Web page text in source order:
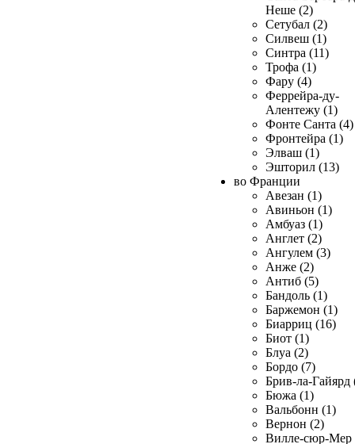
Неше (2)
Сетубал (2)
Силвеш (1)
Синтра (11)
Трофа (1)
Фару (4)
Феррейра-ду-
Алентежу (1)
Фонте Санта (4)
Фронтейра (1)
Элваш (1)
Эшторил (13)
во Франции
Авезан (1)
Авиньон (1)
Амбуаз (1)
Англет (2)
Ангулем (3)
Анже (2)
Антиб (5)
Бандоль (1)
Баржемон (1)
Биарриц (16)
Биот (1)
Блуа (2)
Бордо (7)
Брив-ла-Гайярд
Бюжа (1)
Вальбонн (1)
Вернон (2)
Вилле-сюр-Мер